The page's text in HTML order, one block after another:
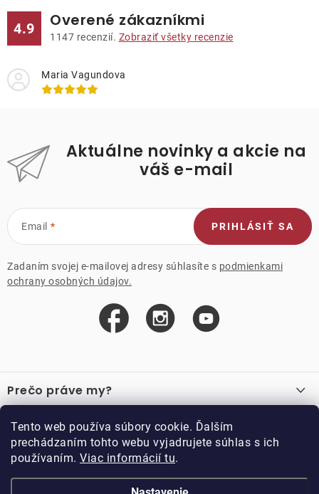
Tento web používa súbory cookie. Ďalším
prechádzaním tohto webu vyjadrujete súhlas s ich
používaním. Viac informácií tu.
4.9 Overené zákazníkmi
1147 recenzií. Zobraziť všetky recenzie
Maria Vagundova
Aktuálne novinky a akcie na
váš e-mail
Email
Zadaním svojej e-mailovej adresy súhlasíte s podmienkami
ochrany osobných údajov.
PRIHLÁSIŤ SA
á
p
ä
Prečo práve my?
Recenzie
Akcie
Důležité odkazy
Velkoobchod
Vzorková prodejna
O nákupe